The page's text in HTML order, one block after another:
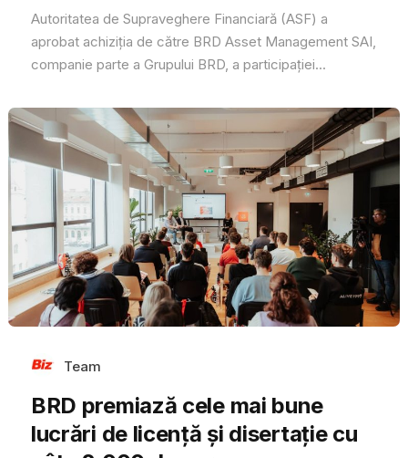
Autoritatea de Supraveghere Financiară (ASF) a
aprobat achiziția de către BRD Asset Management SAI,
companie parte a Grupului BRD, a participației...
Team
BRD premiază cele mai bune
lucrări de licență și disertație cu